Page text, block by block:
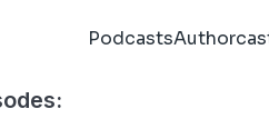
Podcasts